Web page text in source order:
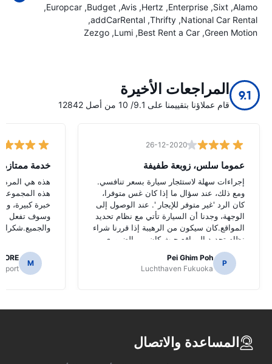
Alamo
Sixt
Enterprise
Hertz
Avis
Budget
Europcar
National Car Rental
Thrifty
addCarRental
Green Motion
Best Rent a Car
Lumi
Zezgo
9.1 المراجعات الأخيرة
قام عملاؤنا بتقييمنا على 9.1/ 10 من أصل 12842
26-12-2020
عموما سلس، زوبعة طفيفة
إجراءات سهلة لاستئجار سيارة بسعر تنافسي.
ومع ذلك، عند سؤال ما إذا كان غس متوفرا،
كان الرد 'غير متوفر للإيجار '. عند الوصول إلى
الوجهة، وجدنا أن السيارة تأتي مع نظام تحديد
المواقع.كان سيكون من الرهيبة إذا قررنا شراء
نظام تحديد المواقع حيث كان من الضروري
للتنقل الطرق اليابانية.
P
Pei Ghim Poh
Luchthaven Fukuoka
خدمة ممتازة
هذه هي المرة
هذه
خبرة كبيرة،
وسوف تفعل
والجميع.شكرا
M
المساعدة والاتصال